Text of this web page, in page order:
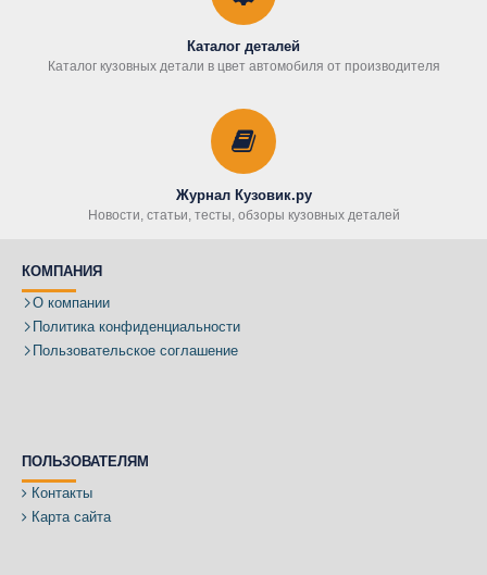
Каталог деталей
Каталог кузовных детали в цвет автомобиля от производителя
Журнал Кузовик.ру
Новости, статьи, тесты, обзоры кузовных деталей
КОМПАНИЯ
О компании
Политика конфиденциальности
Пользовательское соглашение
ПОЛЬЗОВАТЕЛЯМ
Контакты
Карта сайта